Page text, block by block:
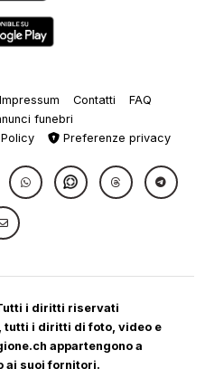
Impressum Contatti
FAQ
funebri
Preferenze privacy
i diritti riservati
tutti i diritti di foto, video e
appartengono a
ai suoi fornitori.